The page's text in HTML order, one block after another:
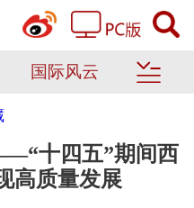
国际风云
十四五”期间西
高质量发展